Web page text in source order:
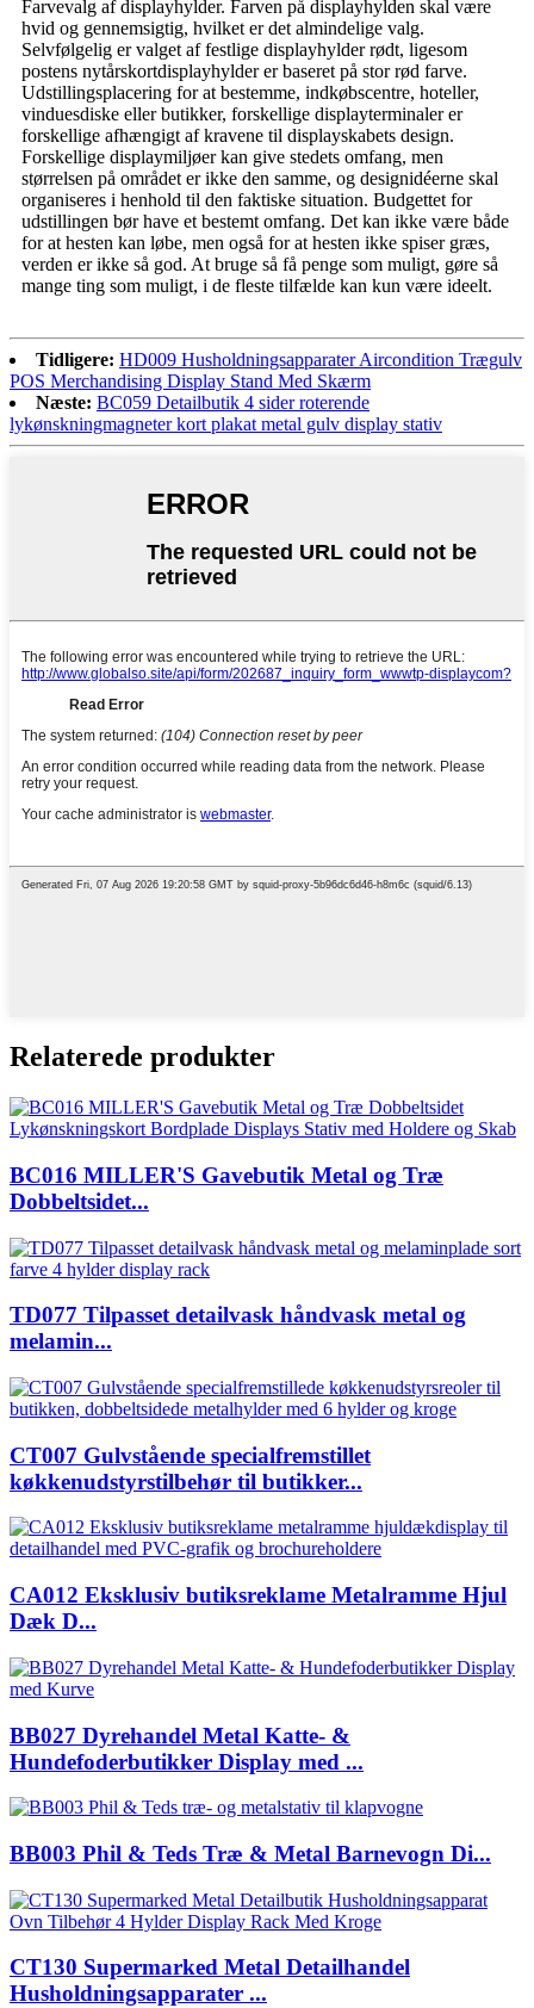
Farvevalg af displayhylder. Farven på displayhylden skal være
hvid og gennemsigtig, hvilket er det almindelige valg.
Selvfølgelig er valget af festlige displayhylder rødt, ligesom
postens nytårskortdisplayhylder er baseret på stor rød farve.
Udstillingsplacering for at bestemme, indkøbscentre, hoteller,
vinduesdiske eller butikker, forskellige displayterminaler er
forskellige afhængigt af kravene til displayskabets design.
Forskellige displaymiljøer kan give stedets omfang, men
størrelsen på området er ikke den samme, og designidéerne skal
organiseres i henhold til den faktiske situation. Budgettet for
udstillingen bør have et bestemt omfang. Det kan ikke være både
for at hesten kan løbe, men også for at hesten ikke spiser græs,
verden er ikke så god. At bruge så få penge som muligt, gøre så
mange ting som muligt, i de fleste tilfælde kan kun være ideelt.
Tidligere: HD009 Husholdningsapparater Aircondition Trægulv
POS Merchandising Display Stand Med Skærm
Næste: BC059 Detailbutik 4 sider roterende
lykønskningmagneter kort plakat metal gulv display stativ
Relaterede produkter
BC016 MILLER'S Gavebutik Metal og Træ
Dobbeltsidet...
TD077 Tilpasset detailvask håndvask metal og
melamin...
CT007 Gulvstående specialfremstillet
køkkenudstyrstilbehør til butikker...
CA012 Eksklusiv butiksreklame Metalramme Hjul
Dæk D...
BB027 Dyrehandel Metal Katte- &
Hundefoderbutikker Display med ...
BB003 Phil & Teds Træ & Metal Barnevogn Di...
CT130 Supermarked Metal Detailhandel
Husholdningsapparater ...